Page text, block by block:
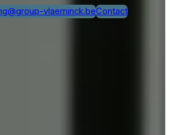
vlaeminck.beContact